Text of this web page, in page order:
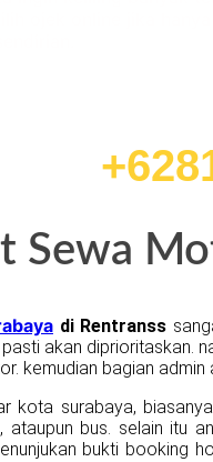
Sewa
di Rentranss
akan diprioritaskan.
kemudian bagian
kota surabaya,
bus. selain itu
bukti booking